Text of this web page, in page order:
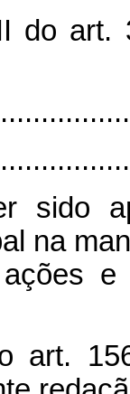
do art.
sido
na
e
art.